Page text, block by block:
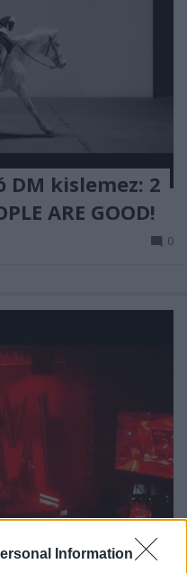
Information
DM kislemez: 2
ARE GOOD!
0